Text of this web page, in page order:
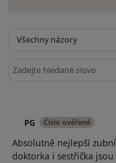
Hledejte v názorech
PG Číslo ověřené
Absolutně nejlepší
doktorka i sestřička